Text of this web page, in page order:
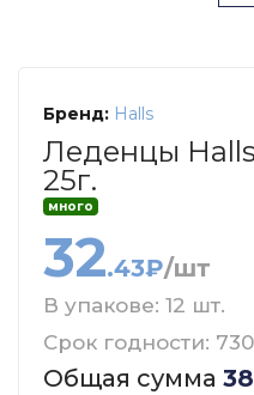
Бренд: Halls
Леденцы
25г.
много
32.43₽/шт
В упакове: 12 шт.
Срок годности: 730
Общая сумма